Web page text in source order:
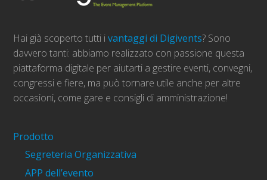
Hai già scoperto tutti ivantaggi di Digivents? Sono
davvero tanti: abbiamo realizzato con passione questa
piattaforma digitale per aiutarti a gestire eventi, convegni,
congressi e fiere, ma può tornare utile anche per altre
occasioni, come gare e consigli di amministrazione!
Prodotto
Segreteria Organizzativa
APP dell’evento